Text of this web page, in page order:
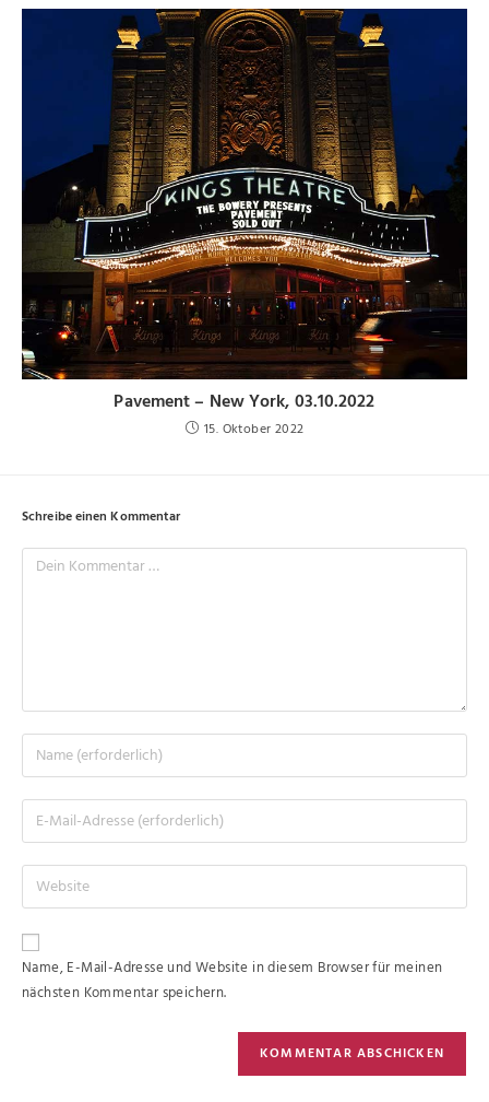
Pavement – New York, 03.10.2022
15. Oktober 2022
Schreibe einen Kommentar
Name, E-Mail-Adresse und Website in diesem Browser für meinen
nächsten Kommentar speichern.